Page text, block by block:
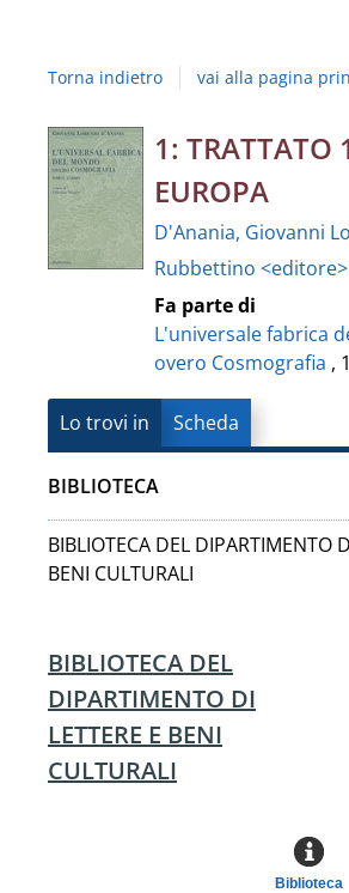
Torna indietro vai alla pagina
Dettaglio
del
documento
1: TRATTATO
EUROPA
D'Anania, Giovanni
Rubbettino <editore>
Fa parte di
L'universale fabrica
overo Cosmografia , 1
Lo trovi in Scheda
BIBLIOTECA
BIBLIOTECA DEL DIPARTIMENTO
BENI CULTURALI
BIBLIOTECA DEL
DIPARTIMENTO DI
LETTERE E BENI
CULTURALI
Biblioteca